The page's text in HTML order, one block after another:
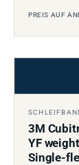
PREIS AUF
3M
YF
Single-